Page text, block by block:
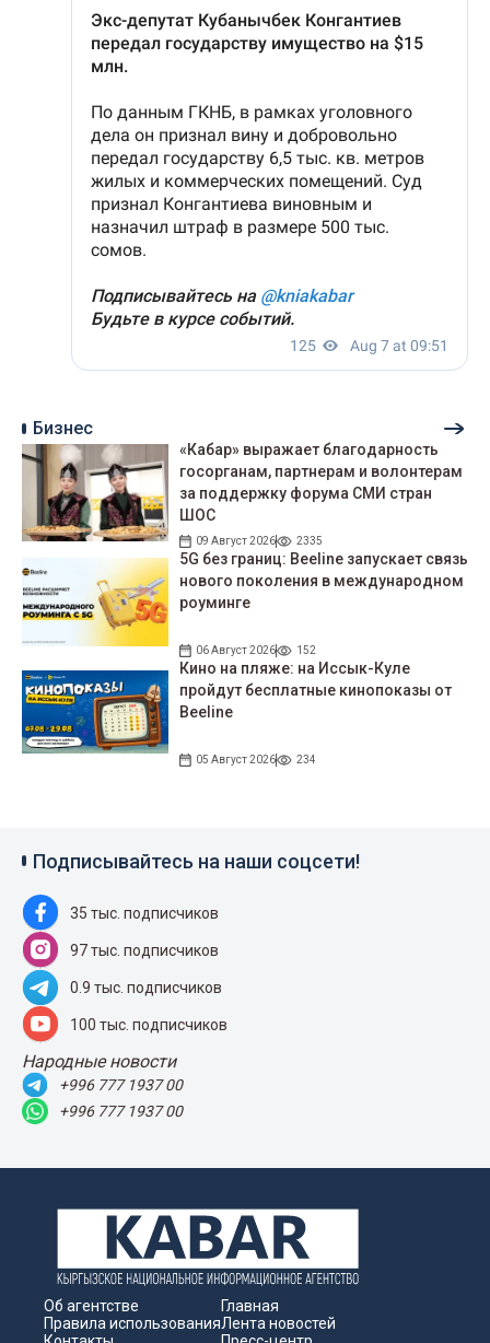
Бизнес
«Кабар» выражает благодарность
госорганам, партнерам и волонтерам
за поддержку форума СМИ стран
ШОС
09 Август 2026 2335
5G без границ: Beeline запускает связь
нового поколения в международном
роуминге
06 Август 2026 152
Кино на пляже: на Иссык-Куле
пройдут беcплатные кинопоказы от
Beeline
05 Август 2026 234
Подписывайтесь на наши соцсети!
35 тыс. подписчиков
97 тыс. подписчиков
0.9 тыс. подписчиков
100 тыс. подписчиков
Народные новости
+996 777 1937 00
+996 777 1937 00
Об агентстве
Правила использования
Главная
Лента новостей